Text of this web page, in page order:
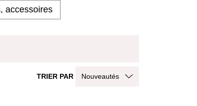
accessoires
TRIER PAR Nouveautés